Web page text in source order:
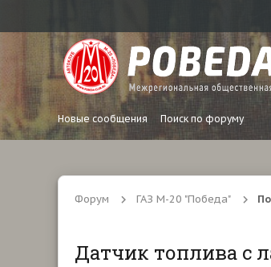
Новые сообщения Поиск по форуму
Форум ГАЗ М-20 "Победа"
Датчик топлива с